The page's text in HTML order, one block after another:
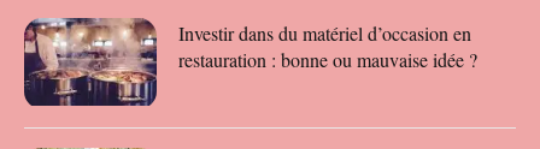
Investir dans du matériel d’occasion en
restauration : bonne ou mauvaise idée ?